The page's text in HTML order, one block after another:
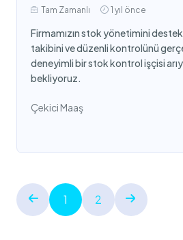
Tam Zamanlı 1 yıl önce
Firmamızın stok yönetimini
takibini ve düzenli kontrolünü
deneyimli bir stok kontrol işçisi
bekliyoruz.
Çekici Maaş
1 2